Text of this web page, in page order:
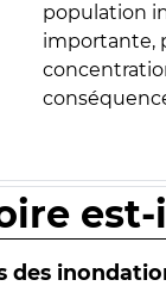
population
importante,
des